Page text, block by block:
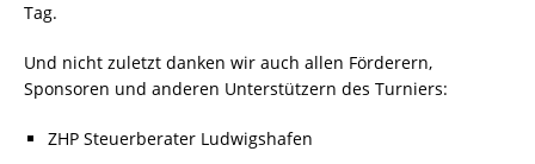
Tag.
Und nicht zuletzt danken wir auch allen Förderern,
Sponsoren und anderen Unterstützern des Turniers:
ZHP Steuerberater Ludwigshafen